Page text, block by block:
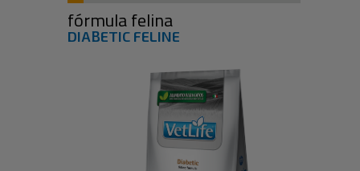
fórmula felina
DIABETIC FELINE